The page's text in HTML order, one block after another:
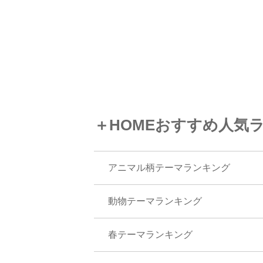
＋HOMEおすすめ人気
アニマル柄テーマランキング
動物テーマランキング
春テーマランキング